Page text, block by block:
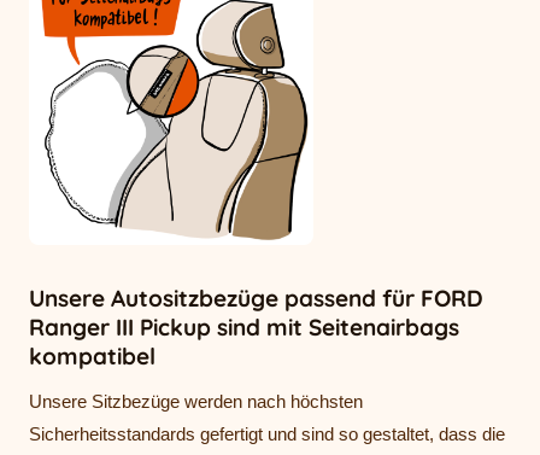
Unsere Autositzbezüge passend für FORD
Ranger III Pickup sind mit Seitenairbags
kompatibel
Unsere Sitzbezüge werden nach höchsten
Sicherheitsstandards gefertigt und sind so gestaltet, dass die